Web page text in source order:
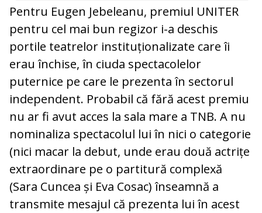
Pentru Eugen Jebeleanu, premiul UNITER
pentru cel mai bun regizor i-a deschis
portile teatrelor instituționalizate care îi
erau închise, în ciuda spectacolelor
puternice pe care le prezenta în sectorul
independent. Probabil că fără acest premiu
nu ar fi avut acces la sala mare a TNB. A nu
nominaliza spectacolul lui în nici o categorie
(nici macar la debut, unde erau două actrițe
extraordinare pe o partitură complexă
(Sara Cuncea și Eva Cosac) înseamnă a
transmite mesajul că prezenta lui în acest